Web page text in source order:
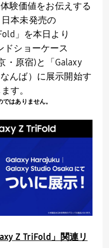
験価値をお伝えする
本未発売の
」を本日より
ドショーケース
・原宿)と「Galaxy
んば）に展示開始す
す。
はありません。
Z TriFold」関連リ